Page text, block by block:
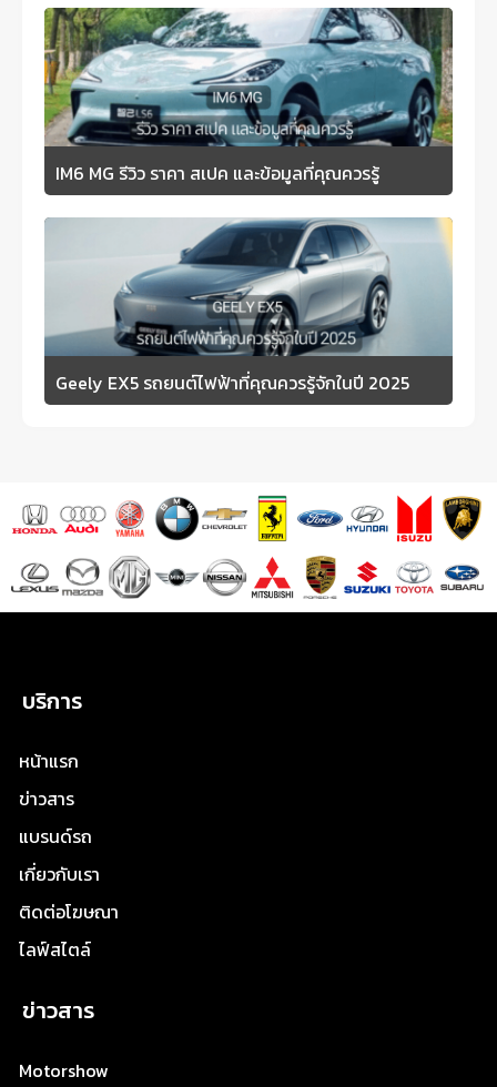
IM6 MG รีวิว ราคา สเปค และข้อมูลที่คุณควรรู้
Geely EX5 รถยนต์ไฟฟ้าที่คุณควรรู้จักในปี 2025
บริการ
หน้าแรก
ข่าวสาร
แบรนด์รถ
เกี่ยวกับเรา
ติดต่อโฆษณา
ไลฟ์สไตล์
ข่าวสาร
Motorshow